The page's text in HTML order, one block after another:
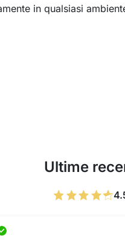
in qualsiasi
Ultime